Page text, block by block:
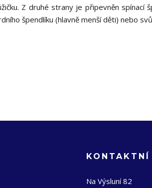
Z druhé strany je připevněn spínací
špendlíku (hlavně menší děti) nebo
KONTAKTNÍ
Na Výsluní 82